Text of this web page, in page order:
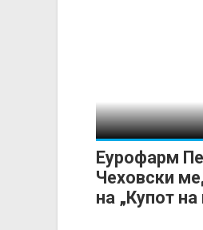
Еурофарм
Чеховски
на „Купот на